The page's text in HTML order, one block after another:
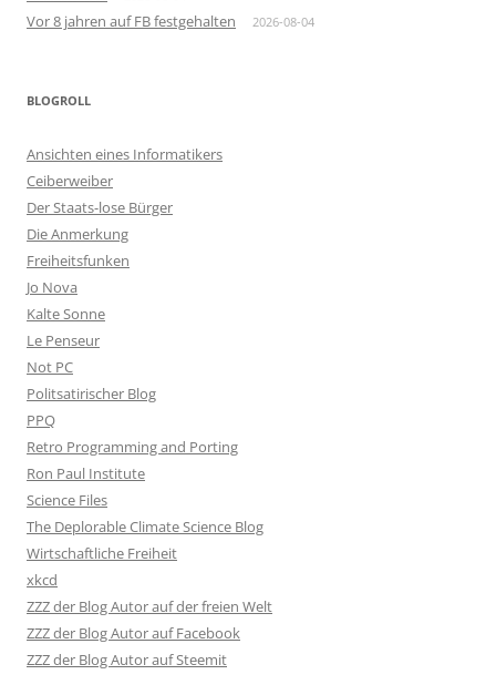
Vor 8 jahren auf FB festgehalten 2026-08-04
BLOGROLL
Ansichten eines Informatikers
Ceiberweiber
Der Staats-lose Bürger
Die Anmerkung
Freiheitsfunken
Jo Nova
Kalte Sonne
Le Penseur
Not PC
Politsatirischer Blog
PPQ
Retro Programming and Porting
Ron Paul Institute
Science Files
The Deplorable Climate Science Blog
Wirtschaftliche Freiheit
xkcd
ZZZ der Blog Autor auf der freien Welt
ZZZ der Blog Autor auf Facebook
ZZZ der Blog Autor auf Steemit